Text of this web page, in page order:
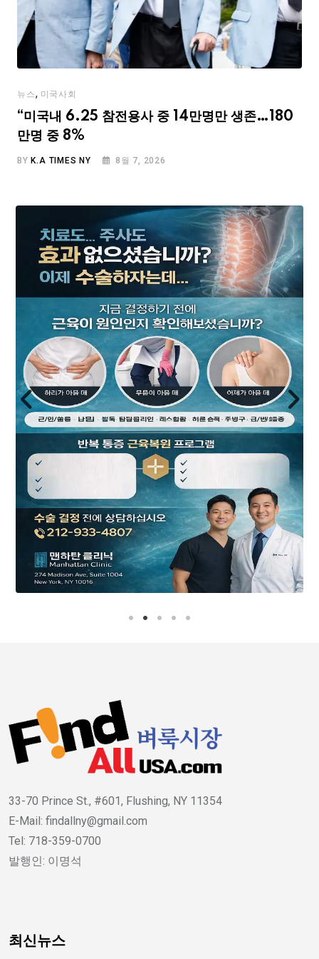
뉴스, 미국사회
“미국내 6.25 참전용사 중 14만명만 생존…180
만명 중 8%
BY K.A TIMES NY 8월 7, 2026
33-70 Prince St., #601, Flushing, NY 11354
E-Mail: findallny@gmail.com
Tel: 718-359-0700
발행인: 이명석
최신뉴스